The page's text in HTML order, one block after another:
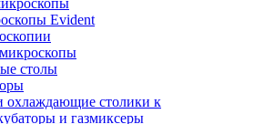
Evident
столы
охлаждающие столики к
и газмиксеры